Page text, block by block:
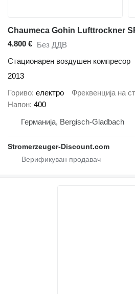
Chaumeca Gohin Lufttrockner
4.800 € Без ДДВ
Стационарен воздушен компресор
2013
Гориво електро Фреквенција на
Напон 400
Германија, Bergisch-Gladbach
Stromerzeuger-Discount.com